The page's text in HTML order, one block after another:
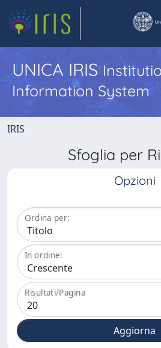
UNICA IRIS
Information System
IRIS
Sfoglia per
Opzioni
Ordina per:
In ordine:
Risultati/Pagina